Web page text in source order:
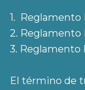
1. Reglamento
2.
3. Reglamento
El término de